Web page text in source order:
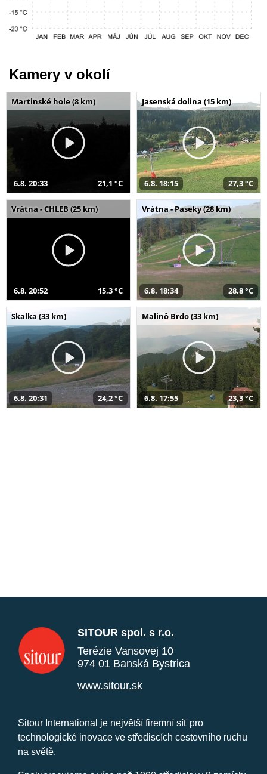
Kamery v okolí
Martinské hole (8 km)
6.8. 20:33 21,1 °C
Jasenská dolina (15 km)
6.8. 18:15 27,3 °C
Vrátna - CHLEB (25 km)
6.8. 20:52 15,3 °C
Vrátna - Paseky (28 km)
6.8. 18:34 28,8 °C
Skalka (33 km)
6.8. 20:31 24,2 °C
Malinô Brdo (33 km)
6.8. 17:55 23,3 °C
SITOUR spol. s r.o.
Terézie Vansovej 10
974 01 Banská Bystrica
www.sitour.sk
Sitour International je největší firemní síť pro
technologické inovace ve střediscích cestovního ruchu
na světě.